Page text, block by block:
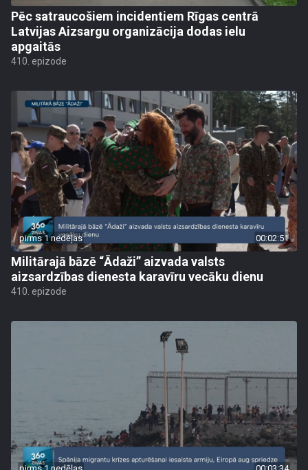
Pēc satraucošiem incidentiem Rīgas centrā
Latvijas Aizsargu organizācija dodas ielu
apgaitās
410. epizode
pirms 1 nedēļas 00:02:51
Militārajā bāzē “Ādaži” aizvada valsts
aizsardzības dienesta karavīru vecāku dienu
410. epizode